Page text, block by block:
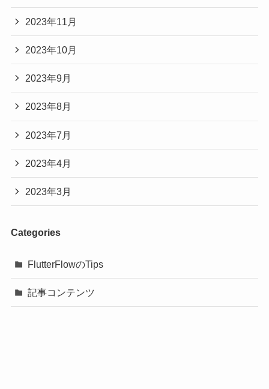
2023年11月
2023年10月
2023年9月
2023年8月
2023年7月
2023年4月
2023年3月
Categories
FlutterFlowのTips
記事コンテンツ